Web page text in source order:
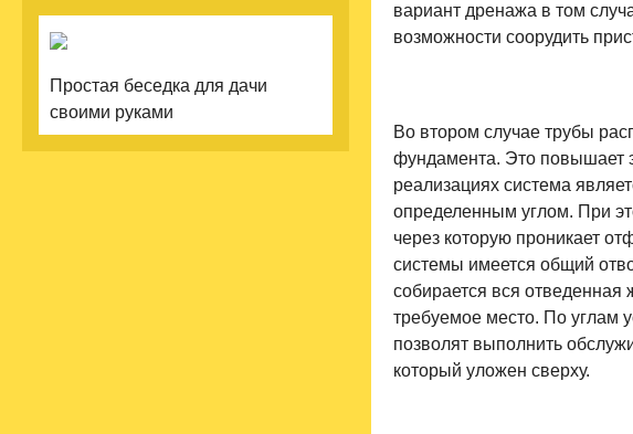
вариант дренажа в том
возможности соорудить
Во втором случае трубы
фундамента. Это повышает
реализациях система
определенным углом. При
через которую проникает
системы имеется общий
собирается вся
требуемое место. По углам
позволят выполнить
который уложен сверху.
Простая беседка для дачи
своими руками